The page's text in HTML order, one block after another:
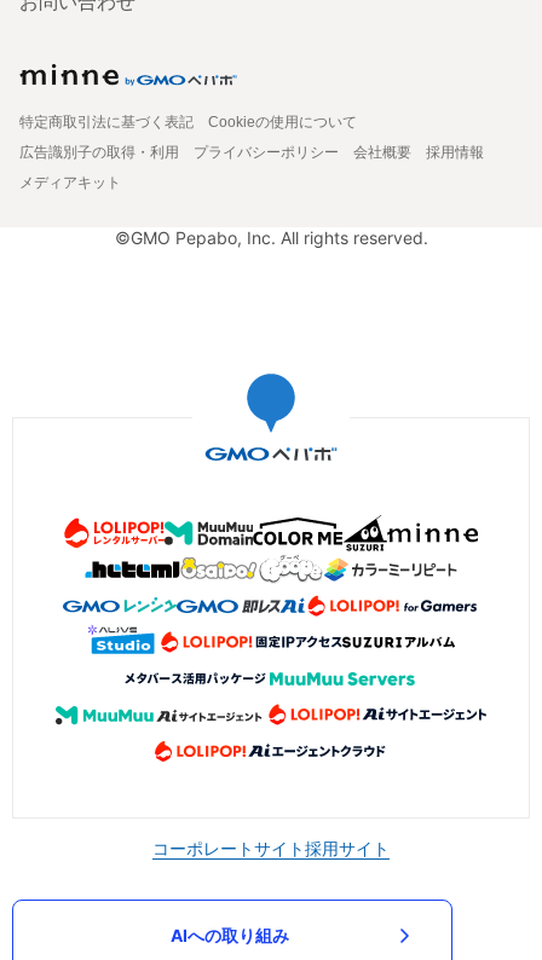
特定商取引法に基づく表記
Cookieの使用について
広告識別子の取得・利用
プライバシーポリシー 会社概要
採用情報
メディアキット
©GMO Pepabo, Inc. All rights reserved.
コーポレートサイト採用サイト
AIへの取り組み